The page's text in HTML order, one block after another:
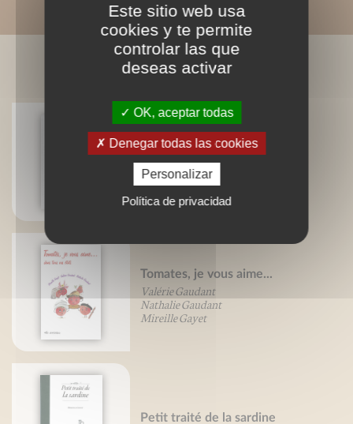
LIVRES ASSOCIÉS
Petit traité de la morue
Bruno Bertheuil
Tomates, je vous aime...
Valérie Gaudant
Nathalie Gaudant
Mireille Gayet
Petit traité de la sardine
Este sitio web usa
cookies y te permite
controlar las que
deseas activar
OK, aceptar todas
Denegar todas las cookies
Personalizar
Política de privacidad